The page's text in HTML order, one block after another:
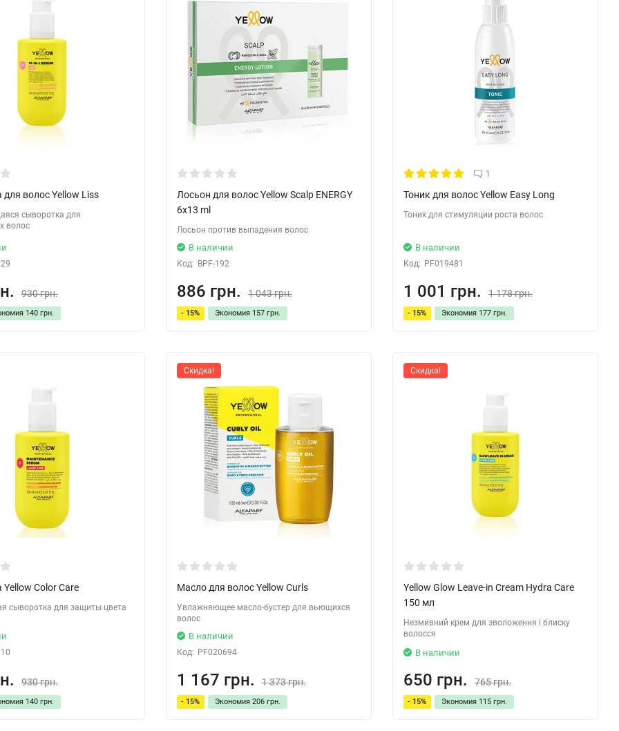
волос Yellow Liss
сыворотка для
волос
930 грн.
140 грн.
Лосьон для волос Yellow Scalp ENERGY
6х13 ml
Лосьон против выпадения волос
В наличии
Код: BPF-192
886 грн. 1 043 грн.
- 15% Экономия 157 грн.
1
Тоник для волос Yellow Easy Long
Тоник для стимуляции роста волос
В наличии
Код: PF019481
1 001 грн. 1 178 грн.
- 15% Экономия 177 грн.
Color Care
сыворотка для защиты цвета
930 грн.
140 грн.
Скидка!
Масло для волос Yellow Curls
Увлажняющее масло-бустер для вьющихся
волос
В наличии
Код: PF020694
1 167 грн. 1 373 грн.
- 15% Экономия 206 грн.
Скидка!
Yellow Glow Leave-in Cream Hydra Care
150 мл
Незмивний крем для зволоження і блиску
волосся
В наличии
650 грн. 765 грн.
- 15% Экономия 115 грн.